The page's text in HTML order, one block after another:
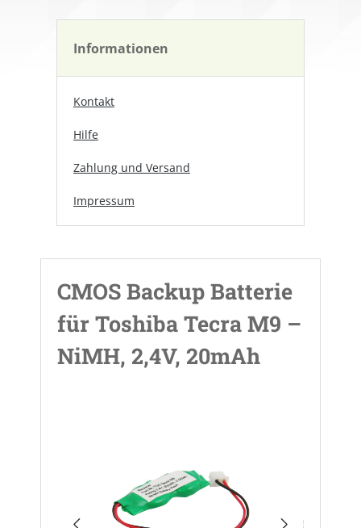
Informationen
Kontakt
Hilfe
Zahlung und Versand
Impressum
CMOS Backup Batterie
für Toshiba Tecra M9 –
NiMH, 2,4V, 20mAh